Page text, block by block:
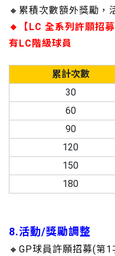
🔸累積次數額外獎勵，
🔸【LC 全系列許願招
有LC階級球員
累計次數
30
60
90
120
150
180
8.活動/獎勵調整
🔸GP球員許願招募(第1